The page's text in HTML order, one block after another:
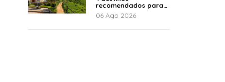
recomendados para
disfrutar el descanso
06 Ago 2026